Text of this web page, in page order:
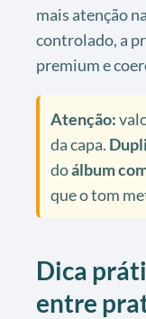
mais atenção
controlado, a
premium e
Atenção:
da capa.
doálbum
que o tom
Dica
entre